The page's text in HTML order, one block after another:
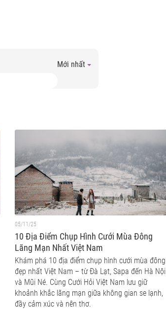
Mới nhất
05/11/25
10 Địa Điểm Chụp Hình Cưới Mùa Đông
Lãng Mạn Nhất Việt Nam
Khám phá 10 địa điểm chụp hình cưới mùa đông
đẹp nhất Việt Nam – từ Đà Lạt, Sapa đến Hà Nội
và Mũi Né. Cùng Cưới Hỏi Việt Nam lưu giữ
khoảnh khắc lãng mạn giữa không gian se lạnh,
đầy cảm xúc và nên thơ.